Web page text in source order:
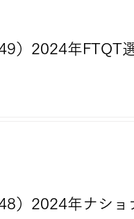
）2024年FTQT
）2024年ナショ